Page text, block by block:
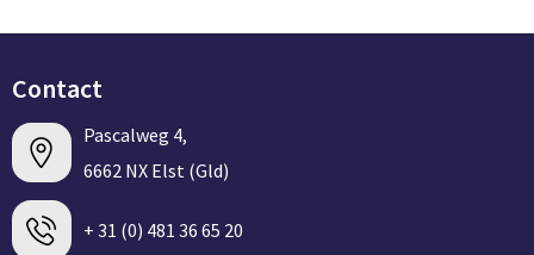
Contact
Pascalweg 4,
6662 NX Elst (Gld)
+ 31 (0) 481 36 65 20